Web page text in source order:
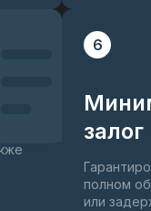
6
залог
полном
или